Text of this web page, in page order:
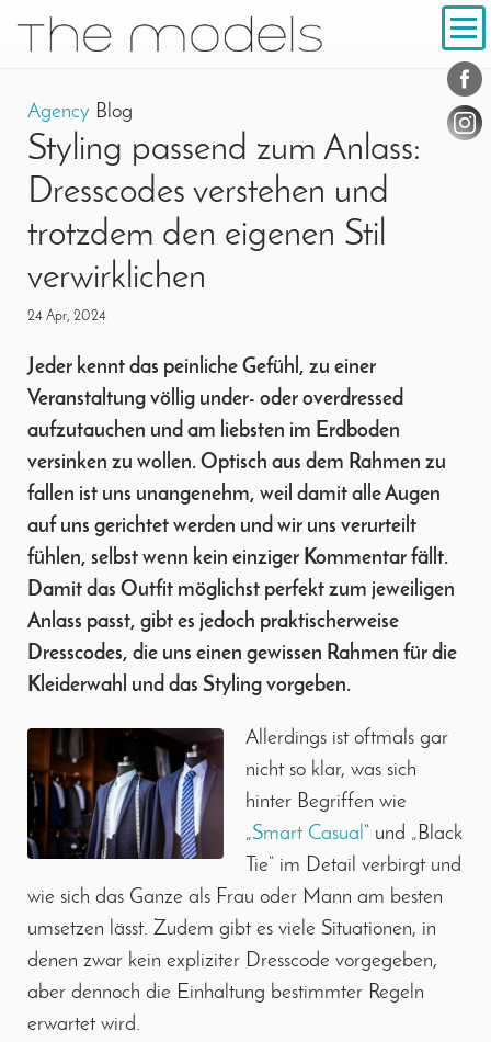
Navigation
Agency Blog
Styling passend zum Anlass:
Dresscodes verstehen und
trotzdem den eigenen Stil
verwirklichen
24 Apr, 2024
Jeder kennt das peinliche Gefühl, zu einer
Veranstaltung völlig under- oder overdressed
aufzutauchen und am liebsten im Erdboden
versinken zu wollen. Optisch aus dem Rahmen zu
fallen ist uns unangenehm, weil damit alle Augen
auf uns gerichtet werden und wir uns verurteilt
fühlen, selbst wenn kein einziger Kommentar fällt.
Damit das Outfit möglichst perfekt zum jeweiligen
Anlass passt, gibt es jedoch praktischerweise
Dresscodes, die uns einen gewissen Rahmen für die
Kleiderwahl und das Styling vorgeben.
Allerdings ist oftmals gar
nicht so klar, was sich
hinter Begriffen wie
„Smart Casual“ und „Black
Tie“ im Detail verbirgt und
wie sich das Ganze als Frau oder Mann am besten
umsetzen lässt. Zudem gibt es viele Situationen, in
denen zwar kein expliziter Dresscode vorgegeben,
aber dennoch die Einhaltung bestimmter Regeln
erwartet wird.